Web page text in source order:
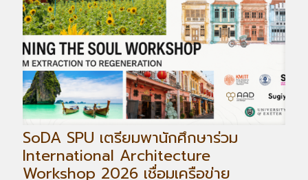
SoDA SPU เตรียมพานักศึกษาร่วม
International Architecture
Workshop 2026 เชื่อมเครือข่าย